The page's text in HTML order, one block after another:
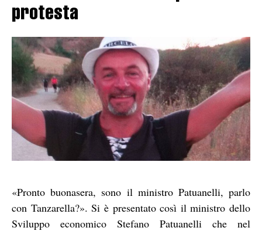
protesta
«Pronto buonasera, sono il ministro Patuanelli, parlo
con Tanzarella?». Si è presentato così il ministro dello
Sviluppo economico Stefano Patuanelli che nel